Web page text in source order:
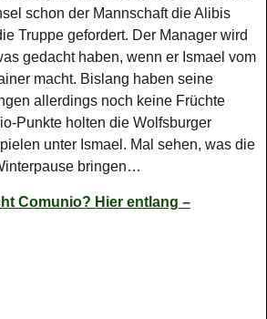
schon der Mannschaft die Alibis
Truppe gefordert. Der Manager wird
gedacht haben, wenn er Ismael vom
macht. Bislang haben seine
allerdings noch keine Früchte
Punkte holten die Wolfsburger
unter Ismael. Mal sehen, was die
bringen…
Comunio? Hier entlang –